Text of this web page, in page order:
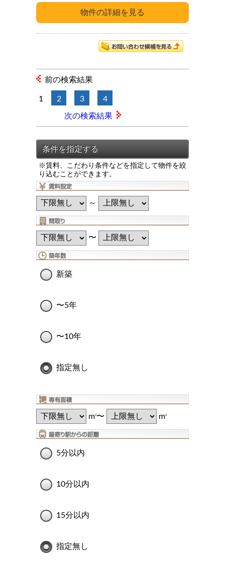
前の検索結果
1 2 3 4
次の検索結果
※賃料、こだわり条件などを指定して物件を絞
り込むことができます。
～
〜
新築
〜5年
〜10年
指定無し
m2〜 m2
5分以内
10分以内
15分以内
指定無し